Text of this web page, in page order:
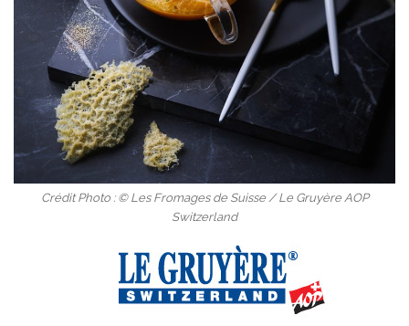
Crédit Photo : © Les Fromages de Suisse / Le Gruyère AOP
Switzerland